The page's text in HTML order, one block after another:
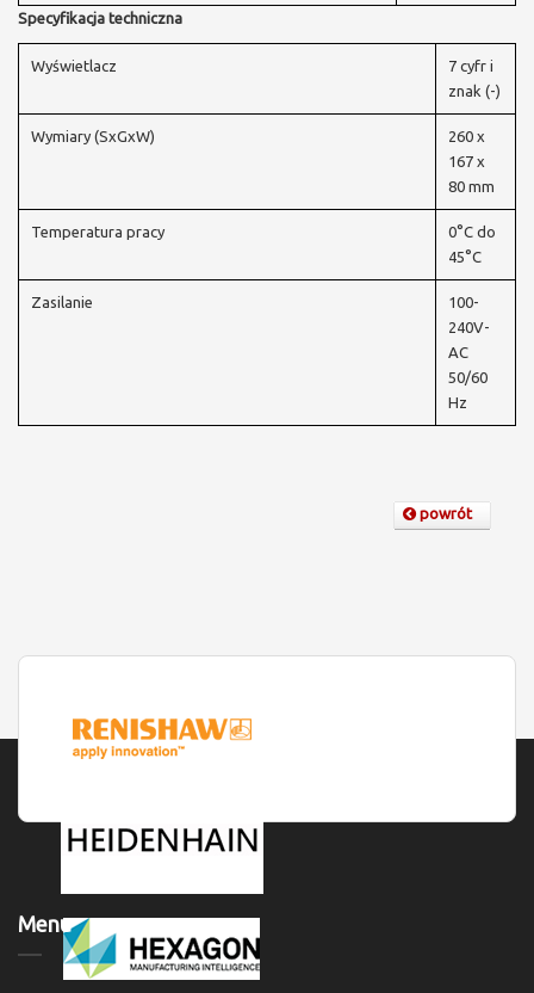
Specyfikacja techniczna
Wyświetlacz
7 cyfr i
znak (-)
Wymiary (SxGxW)
260 x
167 x
80 mm
Temperatura pracy
0°C do
45°C
Zasilanie
100-
240V-
AC
50/60
Hz
powrót
Menu